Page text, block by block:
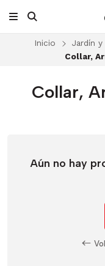
Inicio Jardín y
Collar,
Collar,
Aún no hay